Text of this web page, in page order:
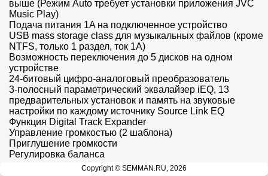
выше (Режим Auto требует установки приложения JVC
Music Play)
Подача питания 1A на подключенное устройство
USB mass storage class для музыкальных файлов (кроме
NTFS, только 1 раздел, ток 1А)
Возможность переключения до 5 дисков на одном
устройстве
24-битовый цифро-аналоговый преобразователь
3-полосный параметрический эквалайзер iEQ, 13
предварительных установок и память на звуковые
настройки по каждому источнику Source Link EQ
Функция Digital Track Expander
Управление громкостью (2 шаблона)
Приглушение громкости
Регулировка баланса
Два уровня тонкомпенсации
Copyright © SEMMAN.RU, 2026